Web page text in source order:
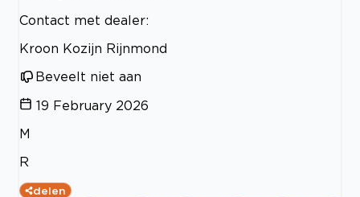
Contact met dealer:
Kroon Kozijn Rijnmond
Beveelt niet aan
19 February 2026
M
R
delen